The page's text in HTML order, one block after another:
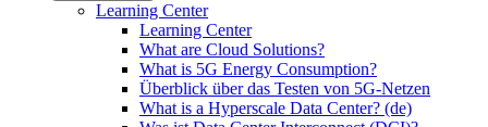
Learning Center
Learning Center
What are Cloud Solutions?
What is 5G Energy Consumption?
Überblick über das Testen von 5G-Netzen
What is a Hyperscale Data Center? (de)